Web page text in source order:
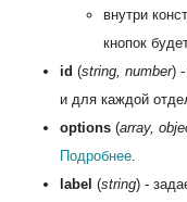
внутри
кнопок
id (string, number)
и для каждой
options (array,
Подробнее
label (string) -